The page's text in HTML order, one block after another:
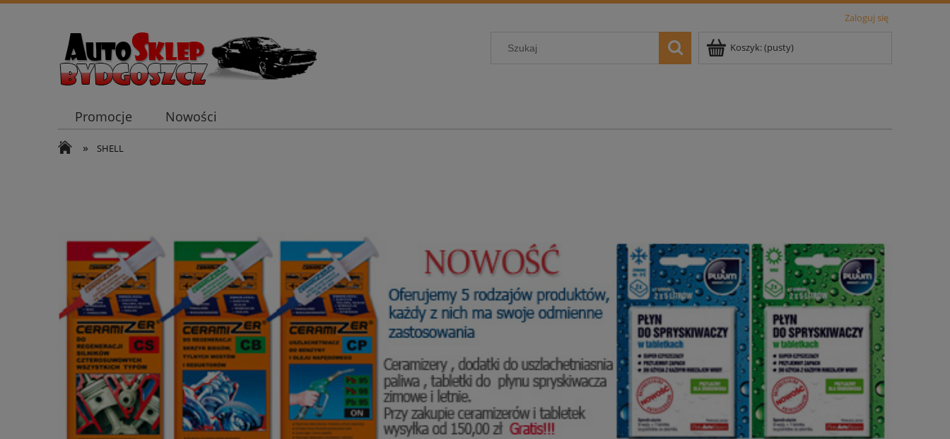
Zaloguj się
Koszyk:(pusty)
Promocje Nowości
» SHELL